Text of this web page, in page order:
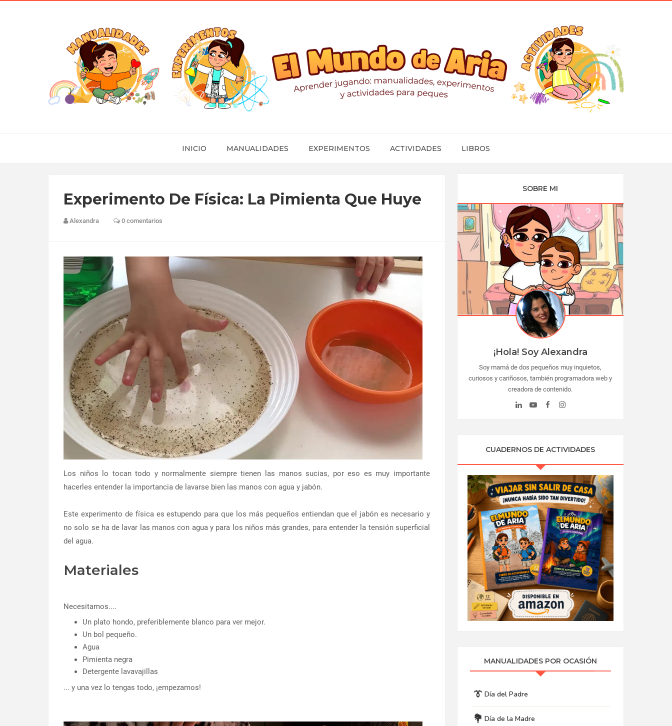
INICIO MANUALIDADES EXPERIMENTOS ACTIVIDADES LIBROS
Experimento De Física: La Pimienta Que Huye
Alexandra 0 comentarios
Los niños lo tocan todo y normalmente siempre tienen las manos sucias, por eso es muy importante
hacerles entender la importancia de lavarse bien las manos con agua y jabón.
Este experimento de física es estupendo para que los más pequeños entiendan que el jabón es necesario y
no solo se ha de lavar las manos con agua y para los niños más grandes, para entender la tensión superficial
del agua.
Materiales
Necesitamos....
Un plato hondo, preferiblemente blanco para ver mejor.
Un bol pequeño.
Agua
Pimienta negra
Detergente lavavajillas
... y una vez lo tengas todo, ¡empezamos!
SOBRE MI
¡Hola! Soy Alexandra
Soy mamá de dos pequeños muy inquietos,
curiosos y cariñosos, también programadora web y
creadora de contenido.
CUADERNOS DE ACTIVIDADES
MANUALIDADES POR OCASIÓN
👔 Día del Padre
💐 Día de la Madre